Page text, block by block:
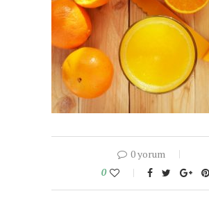
0 yorum
0